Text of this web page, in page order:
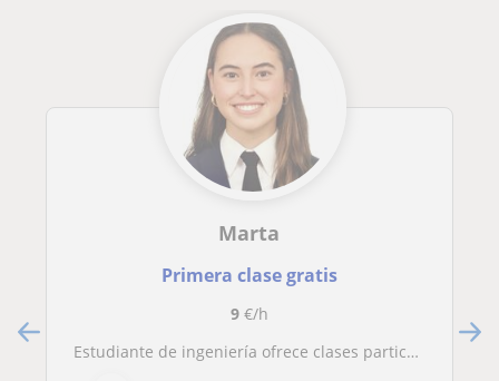
Marta
Primera clase gratis
9€/h
Estudiante de ingeniería ofrece clases particulares de Matemáticas para alumnos de Primaria/ESO en la zona de Montequinto